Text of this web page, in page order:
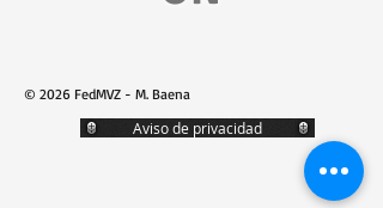
© 2026 FedMVZ - M. Baena
Aviso de privacidad